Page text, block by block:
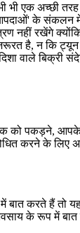
एक अच्छी तरह
के संकलन
नहीं रखेंगे
है, न कि
वाले बिक्री
को पकड़ने,
करने के लिए
बात करते हैं तो
के रूप में बात